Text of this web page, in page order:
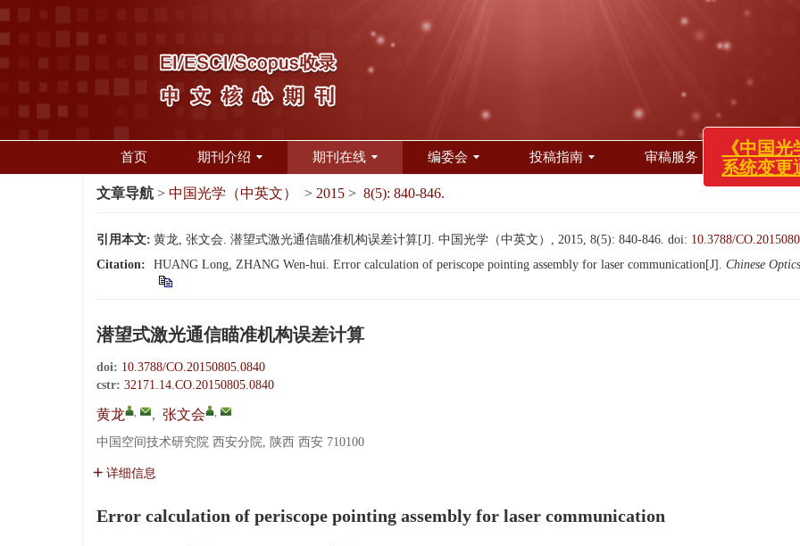
首页 期刊介绍 期刊在线 编委会 投稿指南 审稿服务 道德
文章导航 > 中国光学（中英文） > 2015 > 8(5): 840-846.
引用本文: 黄龙, 张文会. 潜望式激光通信瞄准机构误差计算[J]. 中国光学（中英文）, 2015, 8(5): 840-846. doi: 10.3788/
Citation:
HUANG Long, ZHANG Wen-hui. Error calculation of periscope pointing assembly for laser communication[J]. Chinese Optics
潜望式激光通信瞄准机构误差计算
doi: 10.3788/CO.20150805.0840
cstr: 32171.14.CO.20150805.0840
黄龙 , , 张文会 ,
中国空间技术研究院 西安分院, 陕西 西安 710100
详细信息
Error calculation of periscope pointing assembly for laser communication
《中国光学(中
系统变更通知！